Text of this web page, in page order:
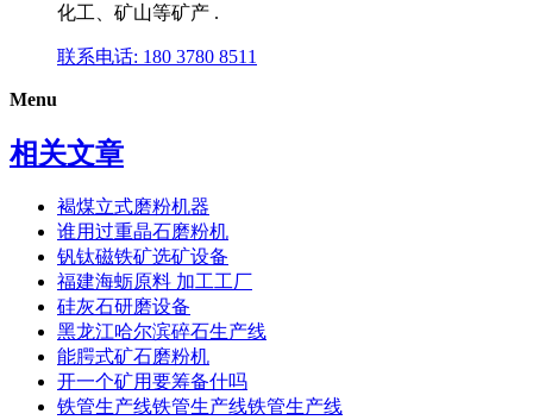
化工、矿山等矿产 .
联系电话: 180 3780 8511
Menu
相关文章
褐煤立式磨粉机器
谁用过重晶石磨粉机
钒钛磁铁矿选矿设备
福建海蛎原料 加工工厂
硅灰石研磨设备
黑龙江哈尔滨碎石生产线
能腭式矿石磨粉机
开一个矿用要筹备什吗
铁管生产线铁管生产线铁管生产线